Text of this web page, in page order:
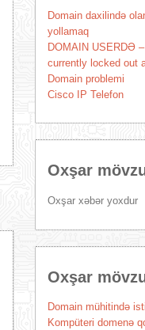
Domain daxilində
yollamaq
DOMAIN USERDƏ
currently locked out
Domain problemi
Cisco IP Telefon
Oxşar
Oxşar xəbər yoxdur
Oxşar
Domain mühitində
Kompüteri domenə